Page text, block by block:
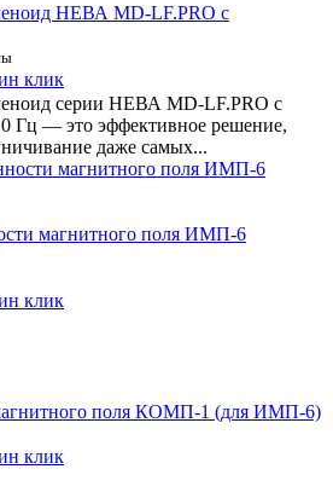
НЕВА MD-LF.PRO с
клик
серии НЕВА MD-LF.PRO с
Гц — это эффективное решение,
даже самых...
магнитного поля ИМП-6
клик
поля КОМП-1 (для ИМП-6)
клик